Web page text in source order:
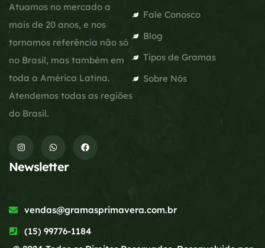
Atuamos no mercado a
mais de 20 anos, e nos
tornamos referência não só
no Brasil, mas também em
toda a América Latina.
Atendemos todas as regiões
do Brasil.
Fale Conosco
Blog
Tipos de Gramas
Sobre Nós
Newsletter
vendas@gramasprimavera.com.br
(15) 99776-1184